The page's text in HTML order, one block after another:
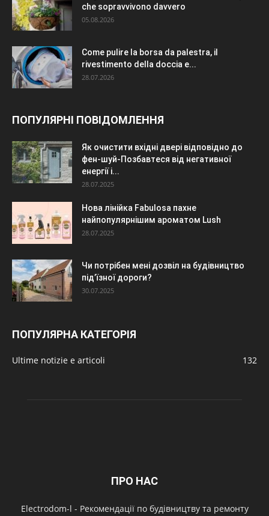
che sopravvivono davvero
05.08.2026
Come pulire la borsa da palestra, il
rivestimento della doccia e...
28.07.2026
ПОПУЛЯРНІ ПОВІДОМЛЕННЯ
Як очистити вхідні двері відповідно до
фен-шуй-Позбавтеся від негативної
енергії і...
28.07.2025
Нова лінійка Fabulosa пахне
найпопулярнішим ароматом Lush
28.07.2025
Чи потрібен мені дозвіл на будівництво
під’їзної дороги?
30.07.2025
ПОПУЛЯРНА КАТЕГОРІЯ
Ultime notizie e articoli 132
ПРО НАС
Electrodom-l - Рекомендації по будівництву та ремонту